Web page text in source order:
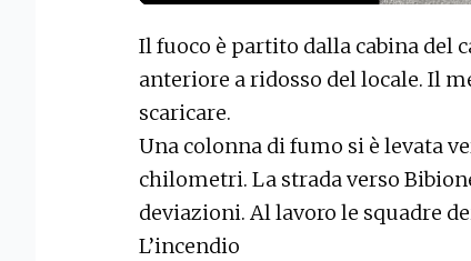
Il fuoco è partito dalla cabina del
anteriore a ridosso del locale. Il
scaricare.
Una colonna di fumo si è levata
chilometri. La strada verso
deviazioni. Al lavoro le squadre
L’incendio